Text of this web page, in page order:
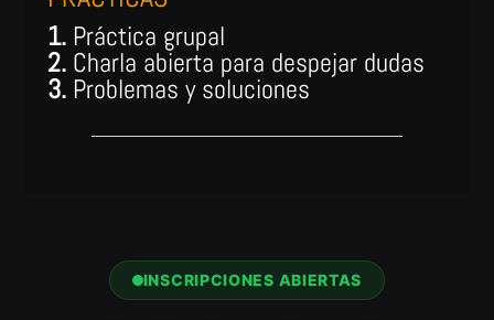
1.Práctica grupal
2.Charla abierta para despejar dudas
3.Problemas y soluciones
INSCRIPCIONES ABIERTAS